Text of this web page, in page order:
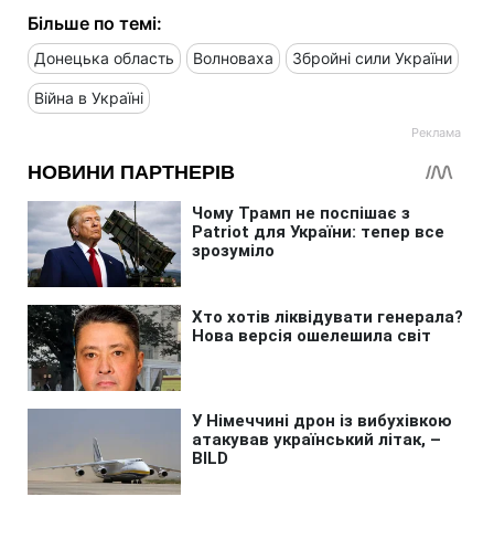
Більше по темі:
Донецька область Волноваха Збройні сили України
Війна в Україні